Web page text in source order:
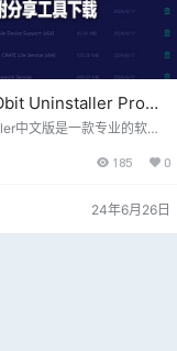
Uninstaller Pro
，非常好用的一款卸
中文版是一款专业的软件
监视器,文件粉碎,软件健康检
185 0
24年6月26日